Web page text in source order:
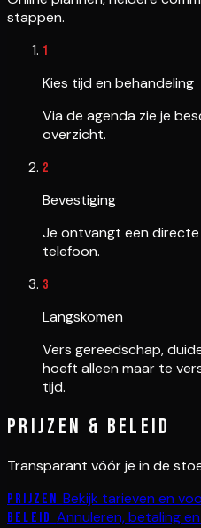
stappen.
1
Kies tijd en behandeling
Via de agenda zie je
overzicht.
2
Bevestiging
Je ontvangt een
telefoon.
3
Langskomen
Vers gereedschap,
hoeft alleen maar te
tijd.
Prijzen & beleid
Transparant vóór je in de
Prijzen Bekijk tarieven en
Beleid Annuleren, betaling